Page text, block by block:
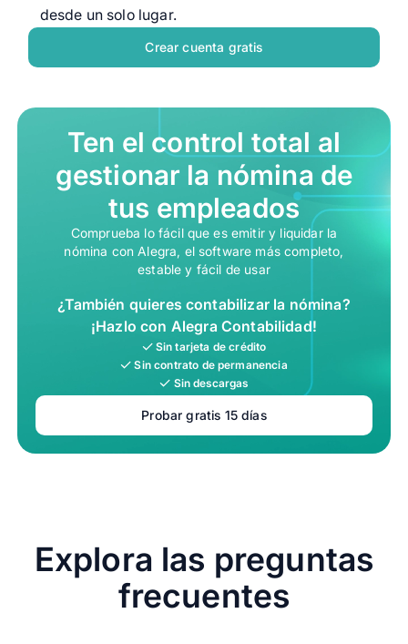
desde un solo lugar.
Crear cuenta gratis
Ten el control total al
gestionar la nómina de
tus empleados
Comprueba lo fácil que es emitir y liquidar la
nómina con Alegra, el software más completo,
estable y fácil de usar
¿También quieres contabilizar la nómina?
¡Hazlo con Alegra Contabilidad!
Sin tarjeta de crédito
Sin contrato de permanencia
Sin descargas
Probar gratis 15 días
Explora las preguntas
frecuentes